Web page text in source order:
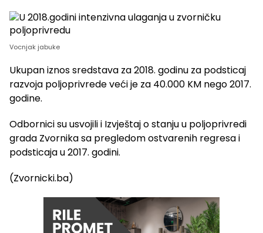
Vocnjak jabuke
Ukupan iznos sredstava za 2018. godinu za podsticaj
razvoja poljoprivrede veći je za 40.000 KM nego 2017.
godine.
Odbornici su usvojili i Izvještaj o stanju u poljoprivredi
grada Zvornika sa pregledom ostvarenih regresa i
podsticaja u 2017. godini.
(Zvornicki.ba)